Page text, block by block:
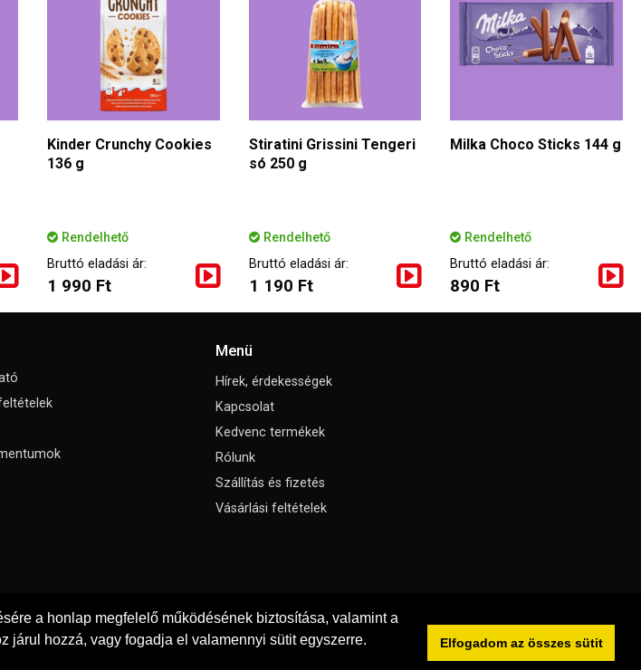
a honlap megfelelő működésének biztosítása, valamint a
járul hozzá, vagy fogadja el valamennyi sütit egyszerre.
Elfogadom az összes sütit
Kinder Crunchy Cookies
136 g
Rendelhető
Bruttó eladási ár:
1 990 Ft
Stiratini Grissini Tengeri
só 250 g
Rendelhető
Bruttó eladási ár:
1 190 Ft
Milka Choco Sticks 144 g
Rendelhető
Bruttó eladási ár:
890 Ft
Menü
Hírek, érdekességek
Kapcsolat
Kedvenc termékek
Rólunk
Szállítás és fizetés
Vásárlási feltételek
Kft.Minden jog fenntartva!